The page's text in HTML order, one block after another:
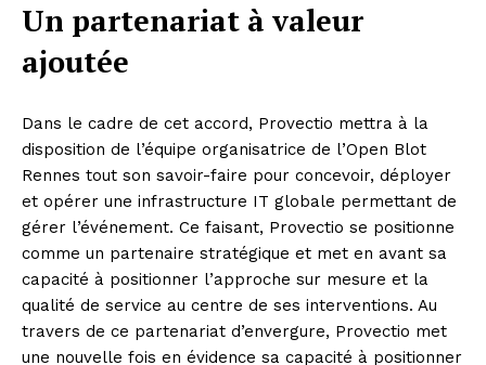
Un partenariat à valeur
ajoutée
Dans le cadre de cet accord, Provectio mettra à la
disposition de l’équipe organisatrice de l’Open Blot
Rennes tout son savoir-faire pour concevoir, déployer
et opérer une infrastructure IT globale permettant de
gérer l’événement. Ce faisant, Provectio se positionne
comme un partenaire stratégique et met en avant sa
capacité à positionner l’approche sur mesure et la
qualité de service au centre de ses interventions. Au
travers de ce partenariat d’envergure, Provectio met
une nouvelle fois en évidence sa capacité à positionner